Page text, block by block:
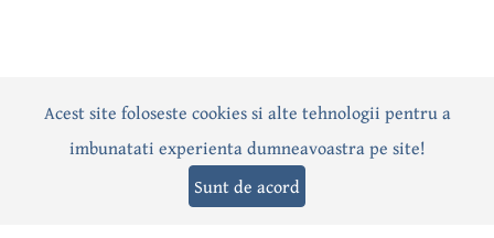
ActualitatePoliticăSocialEvenimentInterviuri
Editorial Sport Anunțuri
Acest site foloseste cookies si alte tehnologii pentru a
imbunatati experienta dumneavoastra pe site!
Sunt de acord